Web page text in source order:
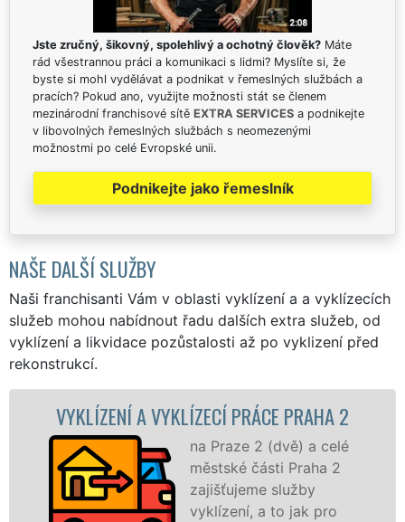
Jste zručný, šikovný, spolehlivý a ochotný člověk? Máte
rád všestrannou práci a komunikaci s lidmi? Myslíte si, že
byste si mohl vydělávat a podnikat v řemeslných službách a
pracích? Pokud ano, využijte možnosti stát se členem
mezinárodní franchisové sítě EXTRA SERVICES a podnikejte
v libovolných řemeslných službách s neomezenými
možnostmi po celé Evropské unii.
Podnikejte jako řemeslník
NAŠE DALŠÍ SLUŽBY
Naši franchisanti Vám v oblasti vyklízení a a vyklízecích
služeb mohou nabídnout řadu dalších extra služeb, od
vyklízení a likvidace pozůstalosti až po vyklizení před
rekonstrukcí.
A VYKLÍZECÍ PRÁCE PRAHA 2
na Praze 2 (dvě) a celé
městské části Praha 2
zajišťujeme služby
vyklízení, a to jak pro